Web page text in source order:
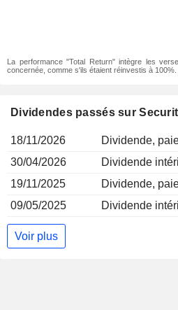
La performance "Total Return" intègre les
concernée, comme s'ils étaient réinvestis à 100%.
Dividendes passés sur
18/11/2026
Dividende,
30/04/2026
Dividende
19/11/2025
Dividende,
09/05/2025
Dividende
Voir plus